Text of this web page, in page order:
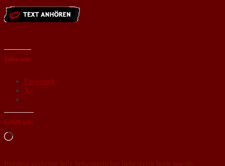
Teilen mit:
Facebook
X
Gefällt mir:
Loading…